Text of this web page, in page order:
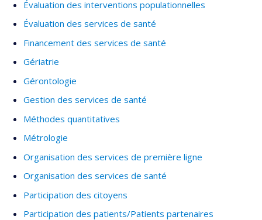
M.sc. Épidémiologie (Université de Cambridge)
Ph.D. en Médecine Gériatrique (Université de Sherbrooke)
Évaluation des interventions populationnelles
Évaluation des services de santé
Financement des services de santé
Gériatrie
Gérontologie
Gestion des services de santé
Méthodes quantitatives
Métrologie
Organisation des services de première ligne
Organisation des services de santé
Participation des citoyens
Participation des patients/Patients partenaires